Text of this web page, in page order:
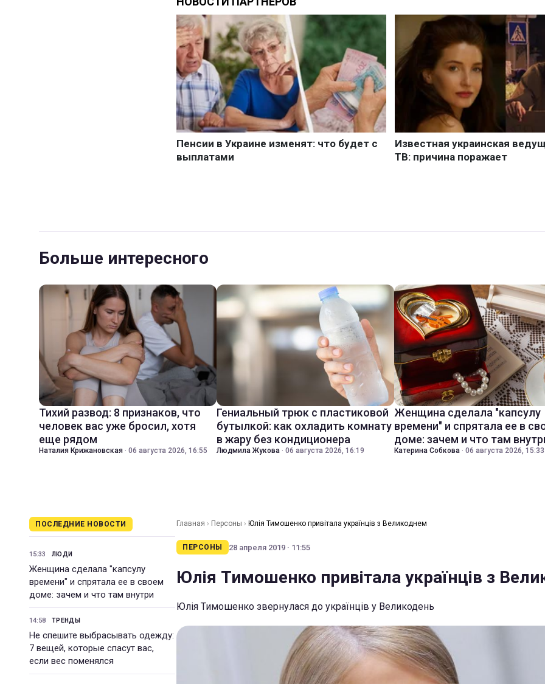
Больше интересного
Тихий развод: 8 признаков, что
человек вас уже бросил, хотя
еще рядом
Наталия Крижановская · 06 августа 2026, 16:55
Гениальный трюк с пластиковой
бутылкой: как охладить комнату
в жару без кондиционера
Людмила Жукова · 06 августа 2026, 16:19
Женщина сделала "капсулу
времени" и спрятала ее в
доме: зачем и что там
Катерина Собкова · 06 августа 2026, 15:33
ПОСЛЕДНИЕ НОВОСТИ
15:33 ЛЮДИ
Женщина сделала "капсулу
времени" и спрятала ее в своем
доме: зачем и что там внутри
14:58 ТРЕНДЫ
Не спешите выбрасывать одежду:
7 вещей, которые спасут вас,
если вес поменялся
Главная › Персоны › Юлія Тимошенко привітала українців з Великоднем
ПЕРСОНЫ 28 апреля 2019 · 11:55
Юлія Тимошенко привітала українців з
Юлія Тимошенко звернулася до українців у Великодень